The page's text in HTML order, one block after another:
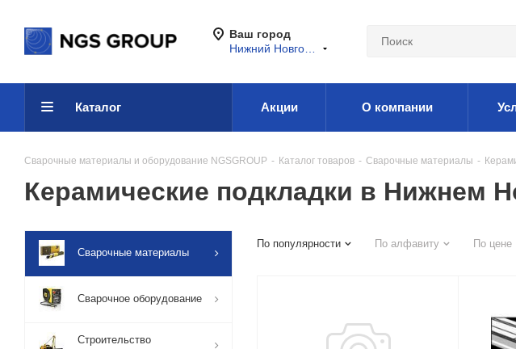
Ваш город
Каталог Акции О компании
Сварочные материалы и оборудование NGSGROUP - Каталог товаров - Сварочные материалы -
Керамические подкладки в Нижнем
По популярности По алфавиту По цене
Сварочные материалы
Сварочное оборудование
Строительство